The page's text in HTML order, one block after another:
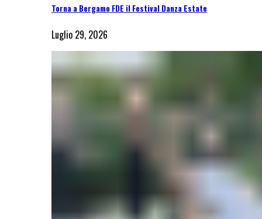
Torna a Bergamo FDE il Festival Danza Estate
Luglio 29, 2026